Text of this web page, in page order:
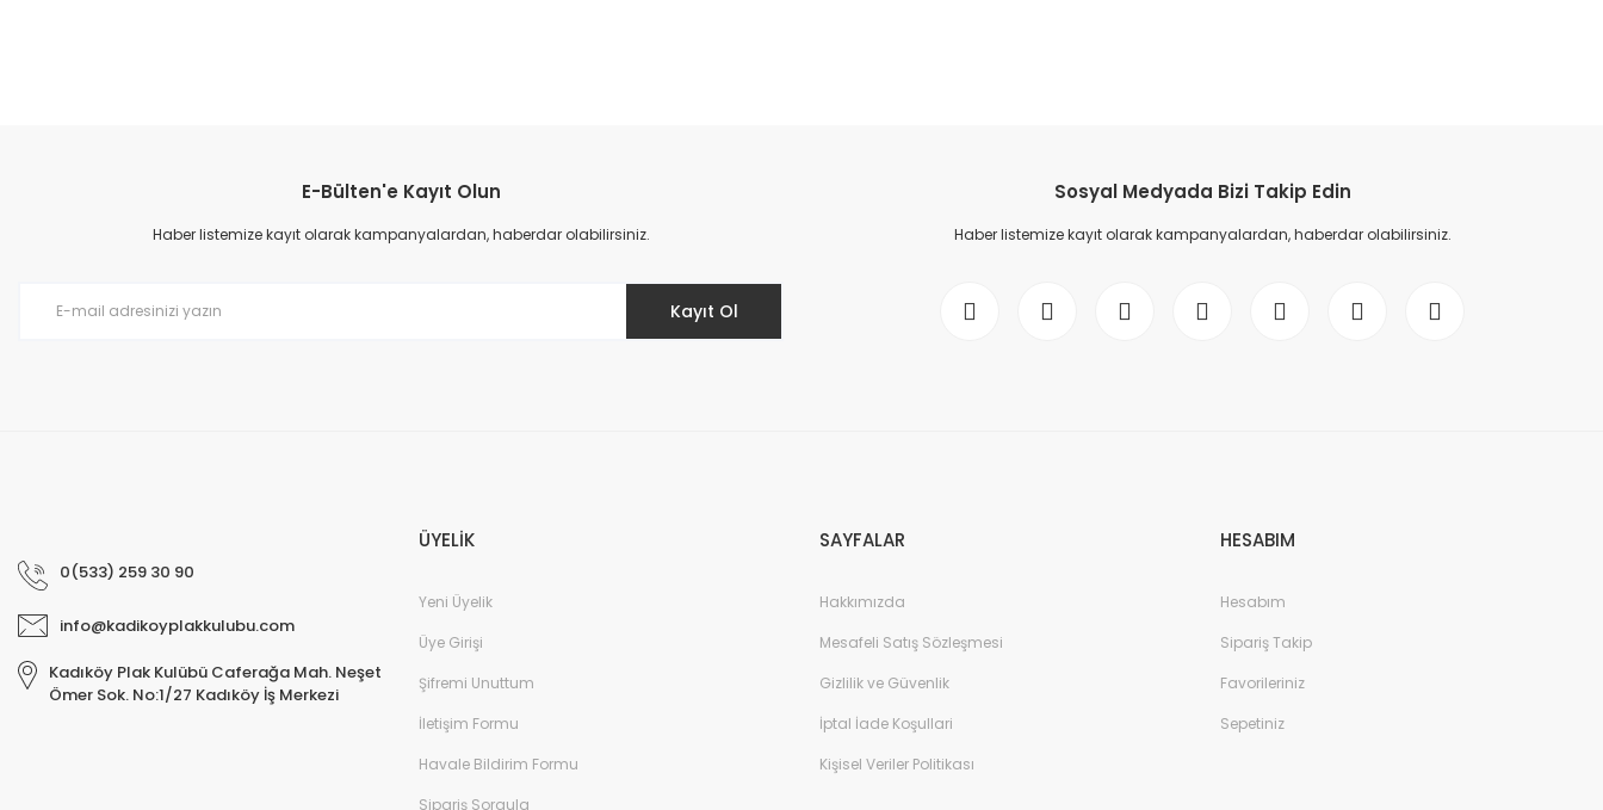
Ürün resmi kalitesiz, bozuk veya görüntülenemiyor.
Ürün açıklamasında eksik bilgiler bulunuyor.
E-Bülten'e Kayıt Olun
Haber listemize kayıt olarak kampanyalardan, haberdar olabilirsiniz.
Kayıt Ol
Sosyal Medyada Bizi Takip Edin
Haber listemize kayıt olarak kampanyalardan, haberdar olabilirsiniz.
0(533) 259 30 90
info@kadikoyplakkulubu.com
Kadıköy Plak Kulübü Caferağa Mah. Neşet
Ömer Sok. No:1/27 Kadıköy İş Merkezi
ÜYELİK
Yeni Üyelik
Üye Girişi
Şifremi Unuttum
İletişim Formu
Havale Bildirim Formu
Sipariş Sorgula
SAYFALAR
Hakkımızda
Mesafeli Satış Sözleşmesi
Gizlilik ve Güvenlik
İptal İade Koşullari
Kişisel Veriler Politikası
HESABIM
Hesabım
Sipariş Takip
Favorileriniz
Sepetiniz